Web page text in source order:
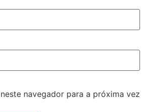
navegador para a próxima vez